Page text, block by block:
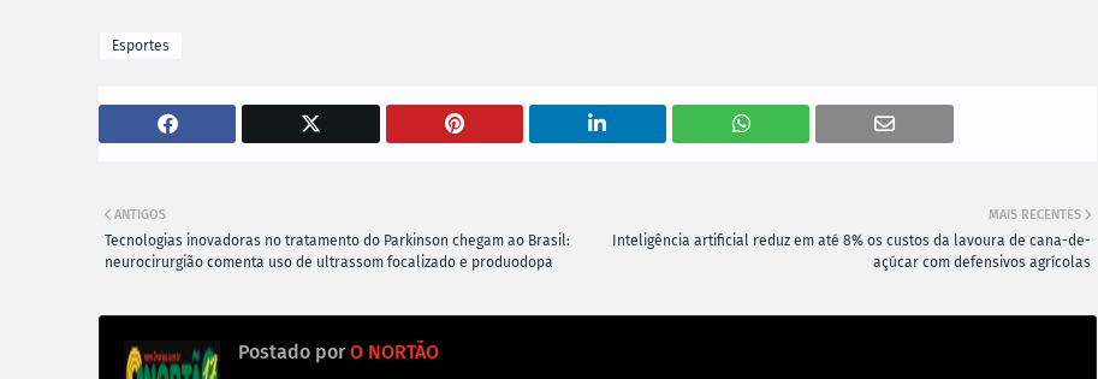
Esportes
MAIS RECENTES
Inteligência artificial reduz em até 8% os custos da lavoura de cana-de-
açúcar com defensivos agrícolas
ANTIGOS
Tecnologias inovadoras no tratamento do Parkinson chegam ao Brasil:
neurocirurgião comenta uso de ultrassom focalizado e produodopa
Postado por O NORTÃO